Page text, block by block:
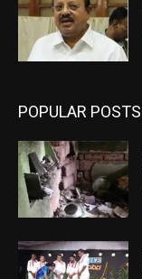
POPULAR POSTS